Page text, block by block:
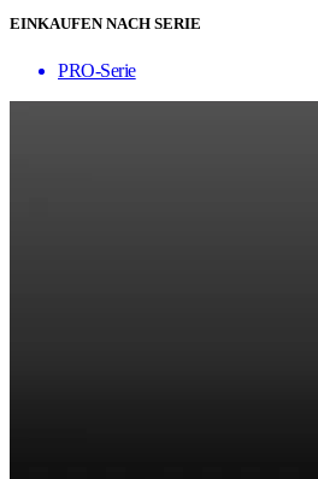
EINKAUFEN NACH SERIE
PRO-Serie